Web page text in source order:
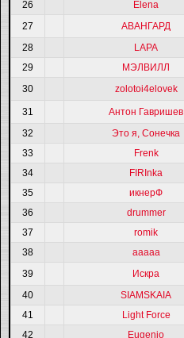
26
Elena
27
АВАНГАРД
28
LAPA
29
МЭЛВИЛЛ
30
zolotoi4elovek
31 Антон Гавришев
32
Это я, Сонечка
33
Frenk
34
FIRInka
35
икнерФ
36
drummer
37
romik
38
ааааа
39
Искра
40
SIAMSKAIA
41
Light Force
42
Eugenio